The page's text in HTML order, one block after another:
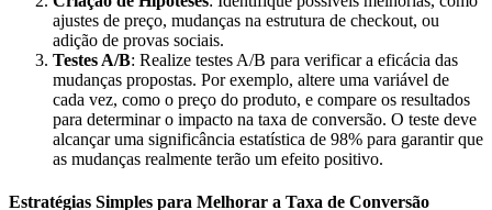
ajustes de preço, mudanças na estrutura de checkout, ou
adição de provas sociais.
Testes A/B: Realize testes A/B para verificar a eficácia das
mudanças propostas. Por exemplo, altere uma variável de
cada vez, como o preço do produto, e compare os resultados
para determinar o impacto na taxa de conversão. O teste deve
alcançar uma significância estatística de 98% para garantir que
as mudanças realmente terão um efeito positivo.
Estratégias Simples para Melhorar a Taxa de Conversão